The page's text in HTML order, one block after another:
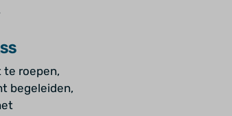
te roepen,
begeleiden,